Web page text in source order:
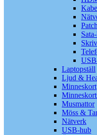
Laptopställ
Ljud &
Minneskort
Musmattor
Möss &
Nätverk
USB-hub